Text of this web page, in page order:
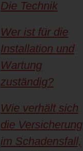
Die Technik
Wer ist für die
Installation und
Wartung
zuständig?
Wie verhält sich
die Versicherung
im Schadensfall,